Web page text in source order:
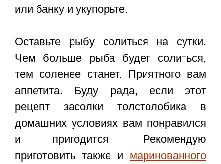
или банку и укупорьте.
Оставьте рыбу солиться на сутки.
Чем больше рыба будет солиться,
тем соленее станет. Приятного вам
аппетита. Буду рада, если этот
рецепт засолки толстолобика в
домашних условиях вам понравился
и пригодится. Рекомендую
приготовить также и маринованного